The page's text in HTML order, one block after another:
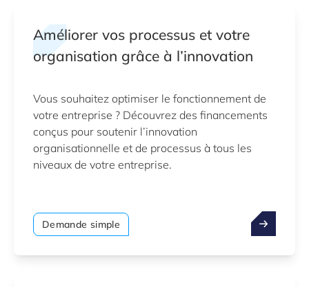
Améliorer vos processus et votre
organisation grâce à l’innovation
Vous souhaitez optimiser le fonctionnement de
votre entreprise ? Découvrez des financements
conçus pour soutenir l’innovation
organisationnelle et de processus à tous les
niveaux de votre entreprise.
Demande simple